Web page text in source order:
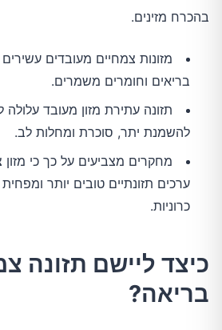
בהכרח מזינים.
מזונות צמחיים מעובדים
בריאים וחומרים משמרים.
תזונה עתירת מזון מעובד עלולה
להשמנת יתר, סוכרת ומחלות לב.
מחקרים מצביעים על כך כי
ערכים תזונתיים טובים יותר
כרוניות.
כיצד ליישם תזונה
בריאה?